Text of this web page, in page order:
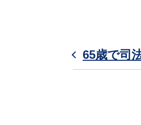
65歳で司